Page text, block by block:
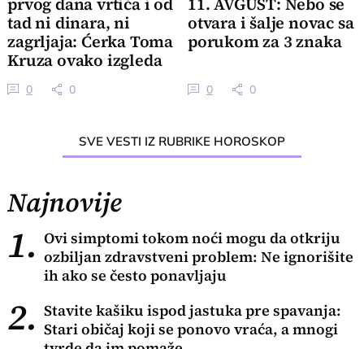
prvog dana vrtića i od
tad ni dinara, ni
zagrljaja: Ćerka Toma
Kruza ovako izgleda
0 0
11. AVGUST: Nebo se
otvara i šalje novac sa
porukom za 3 znaka
0 0
SVE VESTI IZ RUBRIKE HOROSKOP
Najnovije
1. Ovi simptomi tokom noći mogu da otkriju
ozbiljan zdravstveni problem: Ne ignorišite
ih ako se često ponavljaju
2. Stavite kašiku ispod jastuka pre spavanja:
Stari običaj koji se ponovo vraća, a mnogi